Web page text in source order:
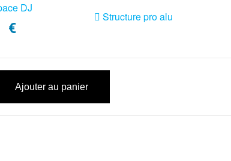
DJ
Structure pro alu
€
Ajouter au panier